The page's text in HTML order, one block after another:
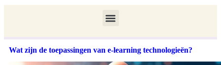
Wat zijn de toepassingen van e-learning technologieën?